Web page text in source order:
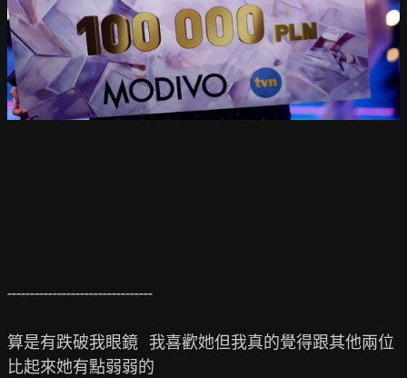
--------------------------------
算是有跌破我眼鏡   我喜歡她但我真的覺得跟其他兩位
比起來她有點弱弱的